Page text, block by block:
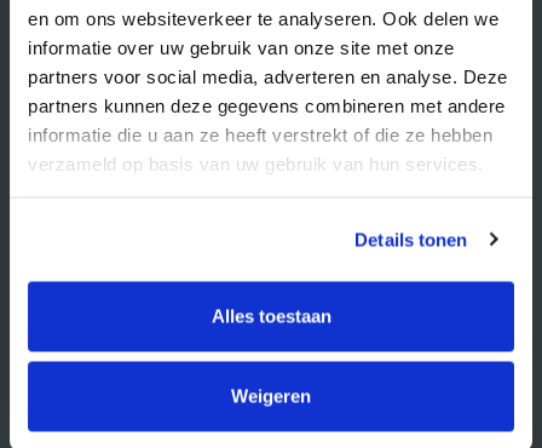
en om ons websiteverkeer te analyseren. Ook delen we
informatie over uw gebruik van onze site met onze
partners voor social media, adverteren en analyse. Deze
partners kunnen deze gegevens combineren met andere
informatie die u aan ze heeft verstrekt of die ze hebben
verzameld op basis van uw gebruik van hun services.
Details tonen
Alles toestaan
Weigeren
+31 33 468 13 42
KvK nummer: 66384737
BTW nummer: NL856526605B01
Klantenservice
Privacy statement